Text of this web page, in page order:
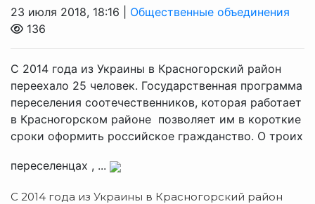
23 июля 2018, 18:16 | Общественные объединения
136
С 2014 года из Украины в Красногорский район
переехало 25 человек. Государственная программа
переселения соотечественников, которая работает
в Красногорском районе позволяет им в короткие
сроки оформить российское гражданство. О троих
переселенцах , ...
С 2014 года из Украины в Красногорский район